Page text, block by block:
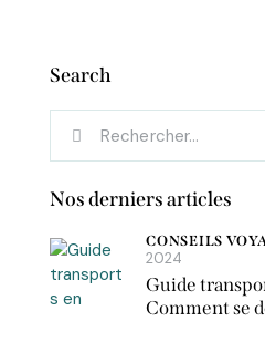
Search
Nos derniers articles
CONSEILS
2024
Guide
Comment se